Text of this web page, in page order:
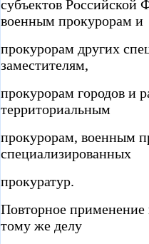
субъектов
военным прокурорам и
прокурорам других
заместителям,
прокурорам городов и
территориальным
прокурорам, военным
специализированных
прокуратур.
Повторное
тому же делу